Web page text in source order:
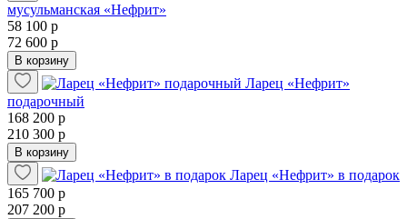
мусульманская «Нефрит»
58 100 р
72 600 р
В корзину
Ларец «Нефрит»
подарочный
168 200 р
210 300 р
В корзину
Ларец «Нефрит» в подарок
165 700 р
207 200 р